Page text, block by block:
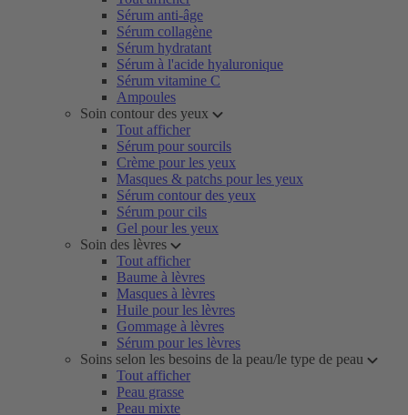
Sérum anti-âge
Sérum collagène
Sérum hydratant
Sérum à l'acide hyaluronique
Sérum vitamine C
Ampoules
Soin contour des yeux
Tout afficher
Sérum pour sourcils
Crème pour les yeux
Masques & patchs pour les yeux
Sérum contour des yeux
Sérum pour cils
Gel pour les yeux
Soin des lèvres
Tout afficher
Baume à lèvres
Masques à lèvres
Huile pour les lèvres
Gommage à lèvres
Sérum pour les lèvres
Soins selon les besoins de la peau/le type de peau
Tout afficher
Peau grasse
Peau mixte